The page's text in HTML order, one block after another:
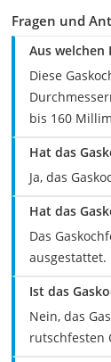
Fragen und
Aus welchen
Diese
bis 160
Hat das
Ja, das
Hat das
Das
ausgestattet.
Ist das
Nein, das
rutschfesten